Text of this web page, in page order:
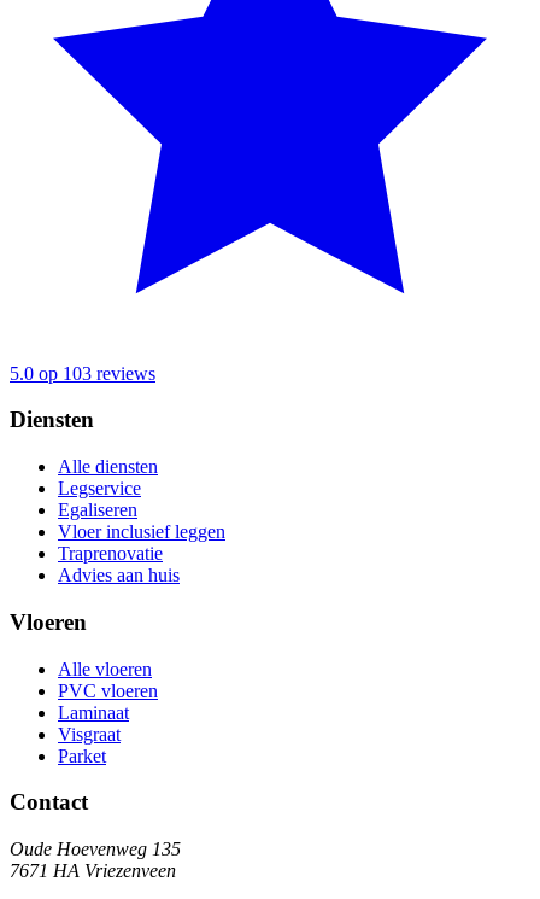
5.0 op 103 reviews
Diensten
Alle diensten
Legservice
Egaliseren
Vloer inclusief leggen
Traprenovatie
Advies aan huis
Vloeren
Alle vloeren
PVC vloeren
Laminaat
Visgraat
Parket
Contact
Oude Hoevenweg 135
7671 HA Vriezenveen